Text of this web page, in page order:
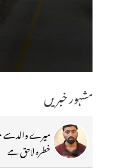
مشہور خبریں
میرے والد سے
خطرہ لاحق ہے